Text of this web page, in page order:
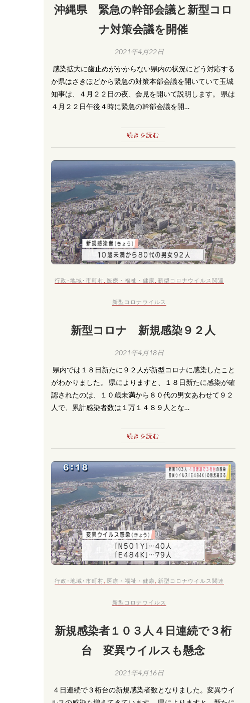
沖縄県 緊急の幹部会議と新型コロ
ナ対策会議を開催
2021年4月22日
​ 感染拡大に歯止めがかからない県内の状況にどう対応する
か県はさきほどから緊急の対策本部会議を開いていて玉城
知事は、４月２２日の夜、会見を開いて説明します。 県は
４月２２日午後４時に緊急の幹部会議を開…
続きを読む
行政･地域･市町村 ,医療・福祉・健康 新型コロナウイルス関連
新型コロナウイルス
新型コロナ 新規感染９２人
2021年4月18日
​ 県内では１８日新たに９２人が新型コロナに感染したこと
がわかりました。 県によりますと、１８日新たに感染が確
認されたのは、１０歳未満から８０代の男女あわせて９２
人で、累計感染者数は１万１４８９人とな…
続きを読む
行政･地域･市町村 医療・福祉・健康 新型コロナウイルス関連
新型コロナウイルス
新規感染者１０３人４日連続で３桁
台 変異ウイルスも懸念
2021年4月16日
​ ４日連続で３桁台の新規感染者数となりました。変異ウイ